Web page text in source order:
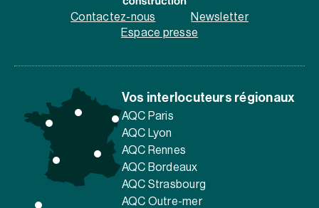
Contactez-nous
Newsletter
Espace presse
Vos interlocuteurs régionaux
AQC Paris
AQC Lyon
AQC Rennes
AQC Bordeaux
AQC Strasbourg
AQC Outre-mer